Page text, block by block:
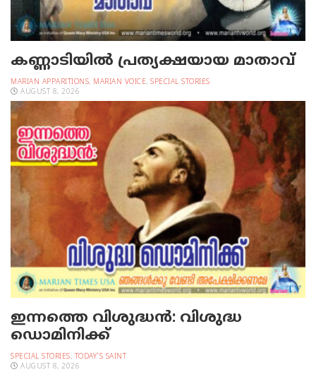
കണ്ണാടിയില്‍ പ്രത്യക്ഷയായ മാതാവ്
MARIAN APPARITIONS, MARIAN VOICE, SPECIAL STORIES
AUGUST 8, 2026
ഇന്നത്തെ വിശുദ്ധന്‍: വിശുദ്ധ
ഡൊമിനിക്ക്
SPECIAL STORIES, TODAY'S SAINT
AUGUST 8, 2026